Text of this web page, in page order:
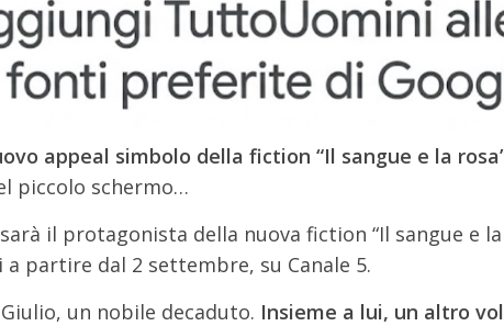
appeal simbolo della fiction “Il sangue e la
piccolo schermo…
il protagonista della nuova fiction “Il sangue e la
partire dal 2 settembre, su Canale 5.
un nobile decaduto. Insieme a lui, un altro